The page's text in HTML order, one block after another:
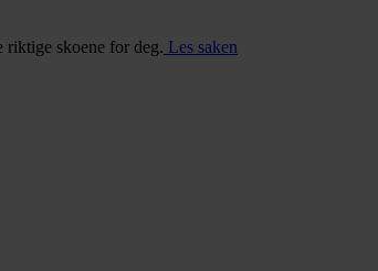
riktige skoene for deg. Les saken